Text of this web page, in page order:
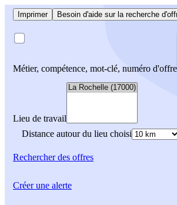
Imprimer Besoin d'aide sur la recherche
Métier, compétence, mot-clé, numéro d'offre
Lieu de travail
Distance autour du lieu choisi
Rechercherdes offres
Créer une alerte